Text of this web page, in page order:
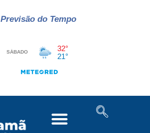
Previsão do Tempo